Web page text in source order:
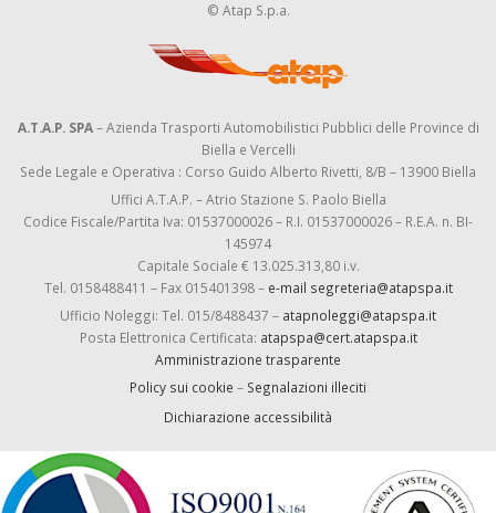
© Atap S.p.a.
A.T.A.P. SPA– Azienda Trasporti Automobilistici Pubblici delle Province di
Biella e Vercelli
Sede Legale e Operativa : Corso Guido Alberto Rivetti, 8/B – 13900 Biella
Uffici A.T.A.P. – Atrio Stazione S. Paolo Biella
Codice Fiscale/Partita Iva: 01537000026 – R.I. 01537000026 – R.E.A. n. BI-
145974
Capitale Sociale € 13.025.313,80 i.v.
Tel. 0158488411 – Fax 015401398 – e-mail segreteria@atapspa.it
Ufficio Noleggi: Tel. 015/8488437 – atapnoleggi@atapspa.it
Posta Elettronica Certificata: atapspa@cert.atapspa.it
Amministrazione trasparente
Policy sui cookie – Segnalazioni illeciti
Dichiarazione accessibilità